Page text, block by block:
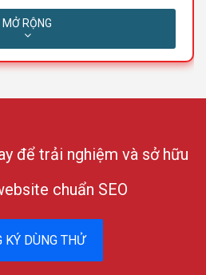
Trọn đời
MỞ RỘNG
để trải nghiệm và sở hữu
chuẩn SEO
KÝ DÙNG THỬ